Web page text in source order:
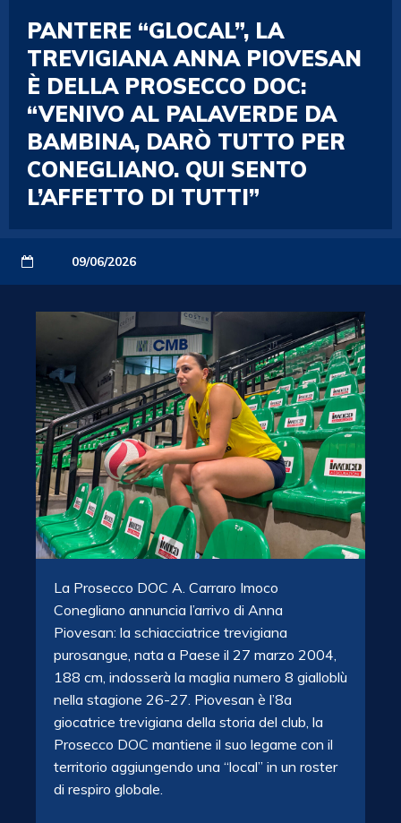
PANTERE “GLOCAL”, LA
TREVIGIANA ANNA PIOVESAN
È DELLA PROSECCO DOC:
“VENIVO AL PALAVERDE DA
BAMBINA, DARÒ TUTTO PER
CONEGLIANO. QUI SENTO
L’AFFETTO DI TUTTI”
09/06/2026
La Prosecco DOC A. Carraro Imoco
Conegliano annuncia l’arrivo di Anna
Piovesan: la schiacciatrice trevigiana
purosangue, nata a Paese il 27 marzo 2004,
188 cm, indosserà la maglia numero 8 gialloblù
nella stagione 26-27. Piovesan è l’8a
giocatrice trevigiana della storia del club, la
Prosecco DOC mantiene il suo legame con il
territorio aggiungendo una “local” in un roster
di respiro globale.